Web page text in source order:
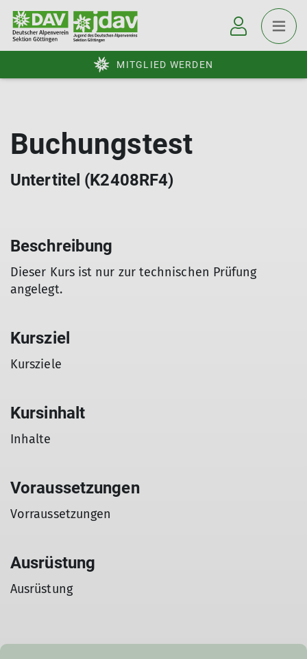
MITGLIED WERDEN
Buchungstest
Untertitel (K2408RF4)
Beschreibung
Dieser Kurs ist nur zur technischen Prüfung
angelegt.
Kursziel
Kursziele
Kursinhalt
Inhalte
Voraussetzungen
Vorraussetzungen
Ausrüstung
Ausrüstung